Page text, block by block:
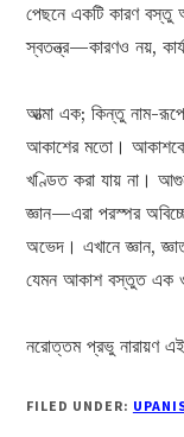
পেছনে একটি কারণ বস্তু
স্বতন্ত্র—কারণও নয়,
আত্মা এক; কিন্তু নাম-
আকাশের মতো। আকাশকে
খণ্ডিত করা যায় না।
জ্ঞান—এরা পরস্পর
অভেদ। এখানে জ্ঞান,
যেমন আকাশ বস্তুত এক
নরোত্তম প্রভু নারায়ণ
FILED UNDER: